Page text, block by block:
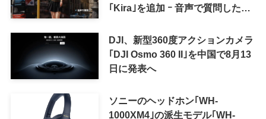
｢Kira｣を追加 ｰ 音声で質問した
可能に
DJI、新型360度アクションカメラ
｢DJI Osmo 360 II｣を中国で8月13
日に発表へ
ソニーのヘッドホン｢WH-
1000XM4｣の派生モデル｢WH-